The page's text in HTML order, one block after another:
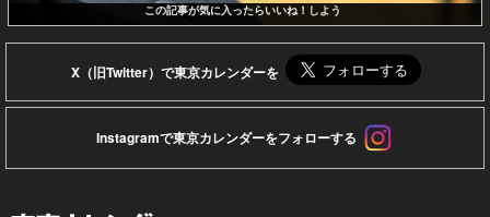
この記事が気に入ったらいいね！しよう
X（旧Twitter）で東京カレンダーを
Instagramで東京カレンダーをフォローする